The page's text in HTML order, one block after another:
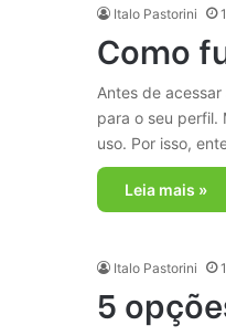
Italo Pastorini
Como
Antes de
para o seu perfil.
uso. Por isso,
Leia mais »
Italo Pastorini
5